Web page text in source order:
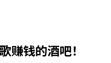
赚钱的酒吧！